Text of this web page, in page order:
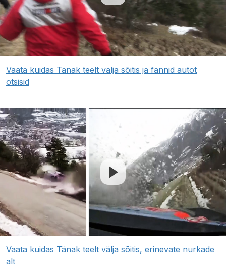
Vaata kuidas Tänak teelt välja sõitis ja fännid autot
otsisid
Vaata kuidas Tänak teelt välja sõitis, erinevate nurkade
alt